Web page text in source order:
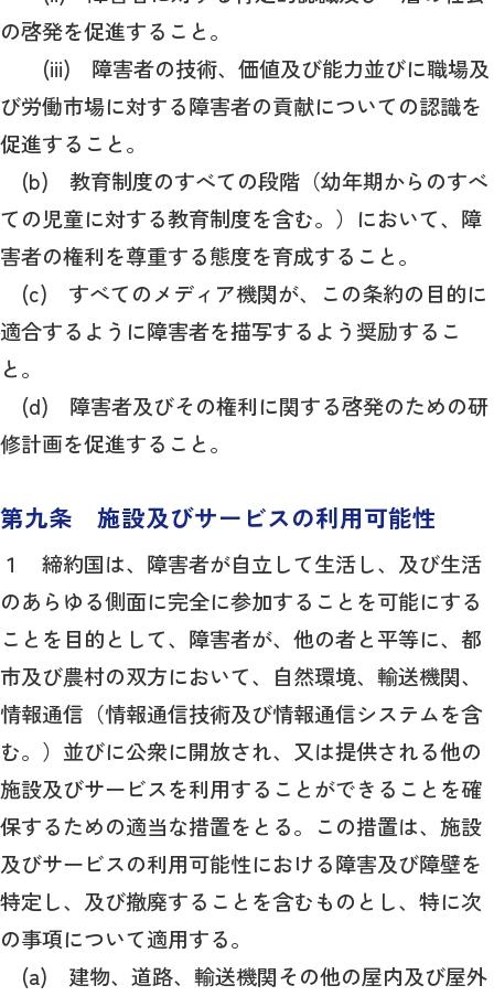
の啓発を促進すること。
(iii) 障害者の技術、価値及び能力並びに職場及
び労働市場に対する障害者の貢献についての認識を
促進すること。
(b) 教育制度のすべての段階（幼年期からのすべ
ての児童に対する教育制度を含む。）において、障
害者の権利を尊重する態度を育成すること。
(c) すべてのメディア機関が、この条約の目的に
適合するように障害者を描写するよう奨励するこ
と。
(d) 障害者及びその権利に関する啓発のための研
修計画を促進すること。
第九条 施設及びサービスの利用可能性
１ 締約国は、障害者が自立して生活し、及び生活
のあらゆる側面に完全に参加することを可能にする
ことを目的として、障害者が、他の者と平等に、都
市及び農村の双方において、自然環境、輸送機関、
情報通信（情報通信技術及び情報通信システムを含
む。）並びに公衆に開放され、又は提供される他の
施設及びサービスを利用することができることを確
保するための適当な措置をとる。この措置は、施設
及びサービスの利用可能性における障害及び障壁を
特定し、及び撤廃することを含むものとし、特に次
の事項について適用する。
(a) 建物、道路、輸送機関その他の屋内及び屋外